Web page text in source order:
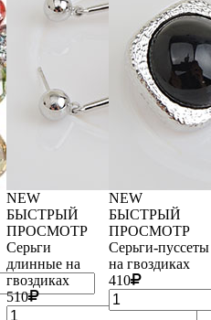
NEW
БЫСТРЫЙ
ПРОСМОТР
Серьги
длинные на
гвоздиках
510
NEW
БЫСТРЫЙ
ПРОСМОТР
Серьги-пуссеты
на гвоздиках
410